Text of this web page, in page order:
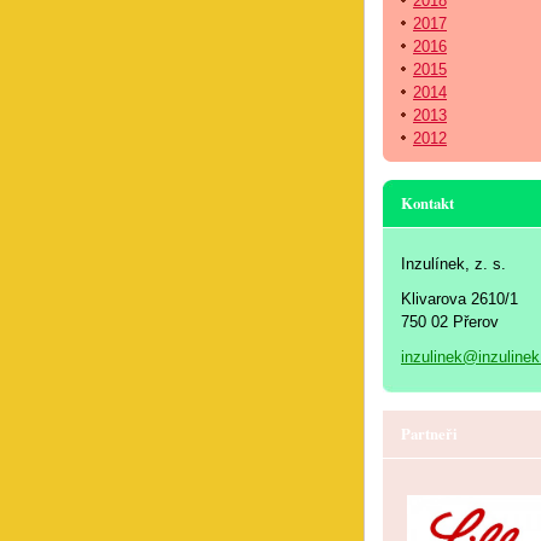
2017
2016
2015
2014
2013
2012
Kontakt
Inzulínek, z. s.
Klivarova 2610/1
750 02 Přerov
Partneři